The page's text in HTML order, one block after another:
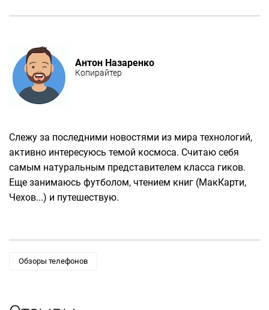
Антон Назаренко
Копирайтер
Слежу за последними новостями из мира технологий,
активно интересуюсь темой космоса. Считаю себя
самым натуральным представителем класса гиков.
Еще занимаюсь футболом, чтением книг (МакКарти,
Чехов...) и путешествую.
Обзоры телефонов